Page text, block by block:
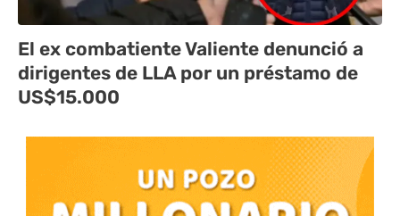
El ex combatiente Valiente denunció a
dirigentes de LLA por un préstamo de
US$15.000